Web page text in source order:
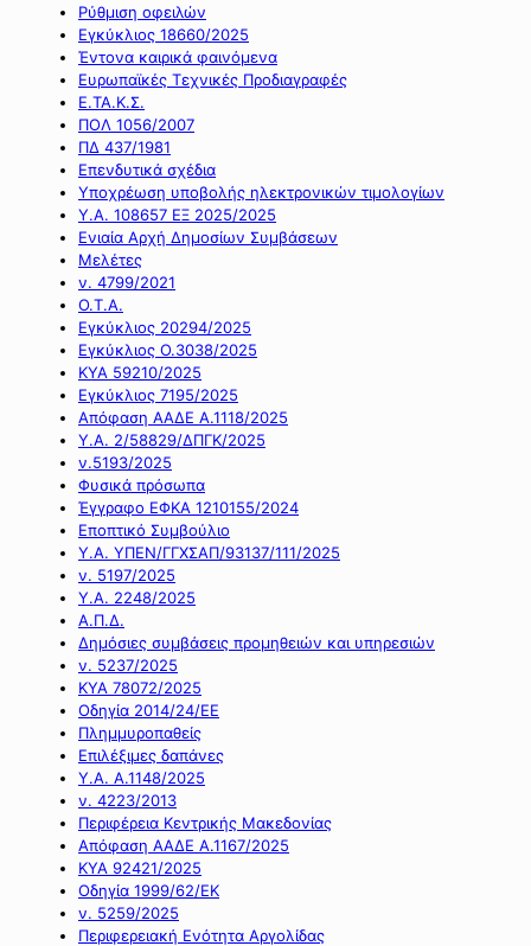
Ρύθμιση οφειλών
Εγκύκλιος 18660/2025
Έντονα καιρικά φαινόμενα
Ευρωπαϊκές Τεχνικές Προδιαγραφές
Ε.ΤΑ.Κ.Σ.
ΠΟΛ 1056/2007
ΠΔ 437/1981
Επενδυτικά σχέδια
Υποχρέωση υποβολής ηλεκτρονικών τιμολογίων
Υ.Α. 108657 ΕΞ 2025/2025
Ενιαία Αρχή Δημοσίων Συμβάσεων
Μελέτες
ν. 4799/2021
Ο.Τ.Α.
Εγκύκλιος 20294/2025
Εγκύκλιος Ο.3038/2025
ΚΥΑ 59210/2025
Εγκύκλιος 7195/2025
Απόφαση ΑΑΔΕ Α.1118/2025
Υ.Α. 2/58829/ΔΠΓΚ/2025
ν.5193/2025
Φυσικά πρόσωπα
Έγγραφο ΕΦΚΑ 1210155/2024
Εποπτικό Συμβούλιο
Υ.Α. ΥΠΕΝ/ΓΓΧΣΑΠ/93137/111/2025
ν. 5197/2025
Υ.Α. 2248/2025
Α.Π.Δ.
Δημόσιες συμβάσεις προμηθειών και υπηρεσιών
ν. 5237/2025
ΚΥΑ 78072/2025
Οδηγία 2014/24/ΕΕ
Πλημμυροπαθείς
Επιλέξιμες δαπάνες
Υ.Α. Α.1148/2025
ν. 4223/2013
Περιφέρεια Κεντρικής Μακεδονίας
Απόφαση ΑΑΔΕ Α.1167/2025
ΚΥΑ 92421/2025
Οδηγία 1999/62/ΕΚ
ν. 5259/2025
Περιφερειακή Ενότητα Αργολίδας